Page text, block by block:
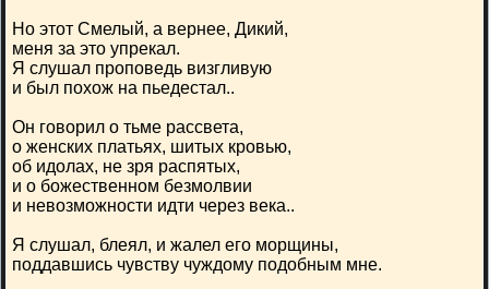
Но этот Смелый, а вернее, Дикий,
меня за это упрекал.
Я слушал проповедь визгливую
и был похож на пьедестал..
Он говорил о тьме рассвета,
о женских платьях, шитых кровью,
об идолах, не зря распятых,
и о божественном безмолвии
и невозможности идти через века..
Я слушал, блеял, и жалел его морщины,
поддавшись чувству чуждому подобным мне.